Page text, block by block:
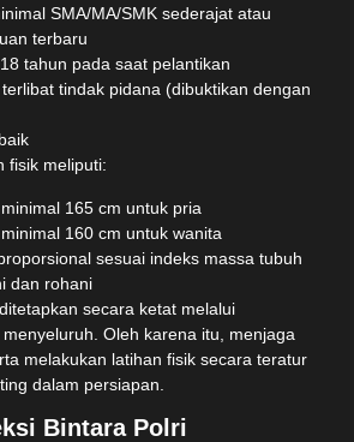
SMA/MA/SMK sederajat atau
terbaru
tahun pada saat pelantikan
tindak pidana (dibuktikan dengan
fisik meliputi:
165 cm untuk pria
160 cm untuk wanita
sesuai indeks massa tubuh
dan rohani
secara ketat melalui
Oleh karena itu, menjaga
melakukan latihan fisik secara teratur
dalam persiapan.
Bintara Polri